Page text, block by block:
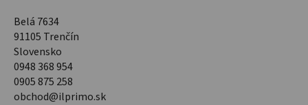
Belá 7634
91105 Trenčín
Slovensko
0948 368 954
0905 875 258
obchod@ilprimo.sk